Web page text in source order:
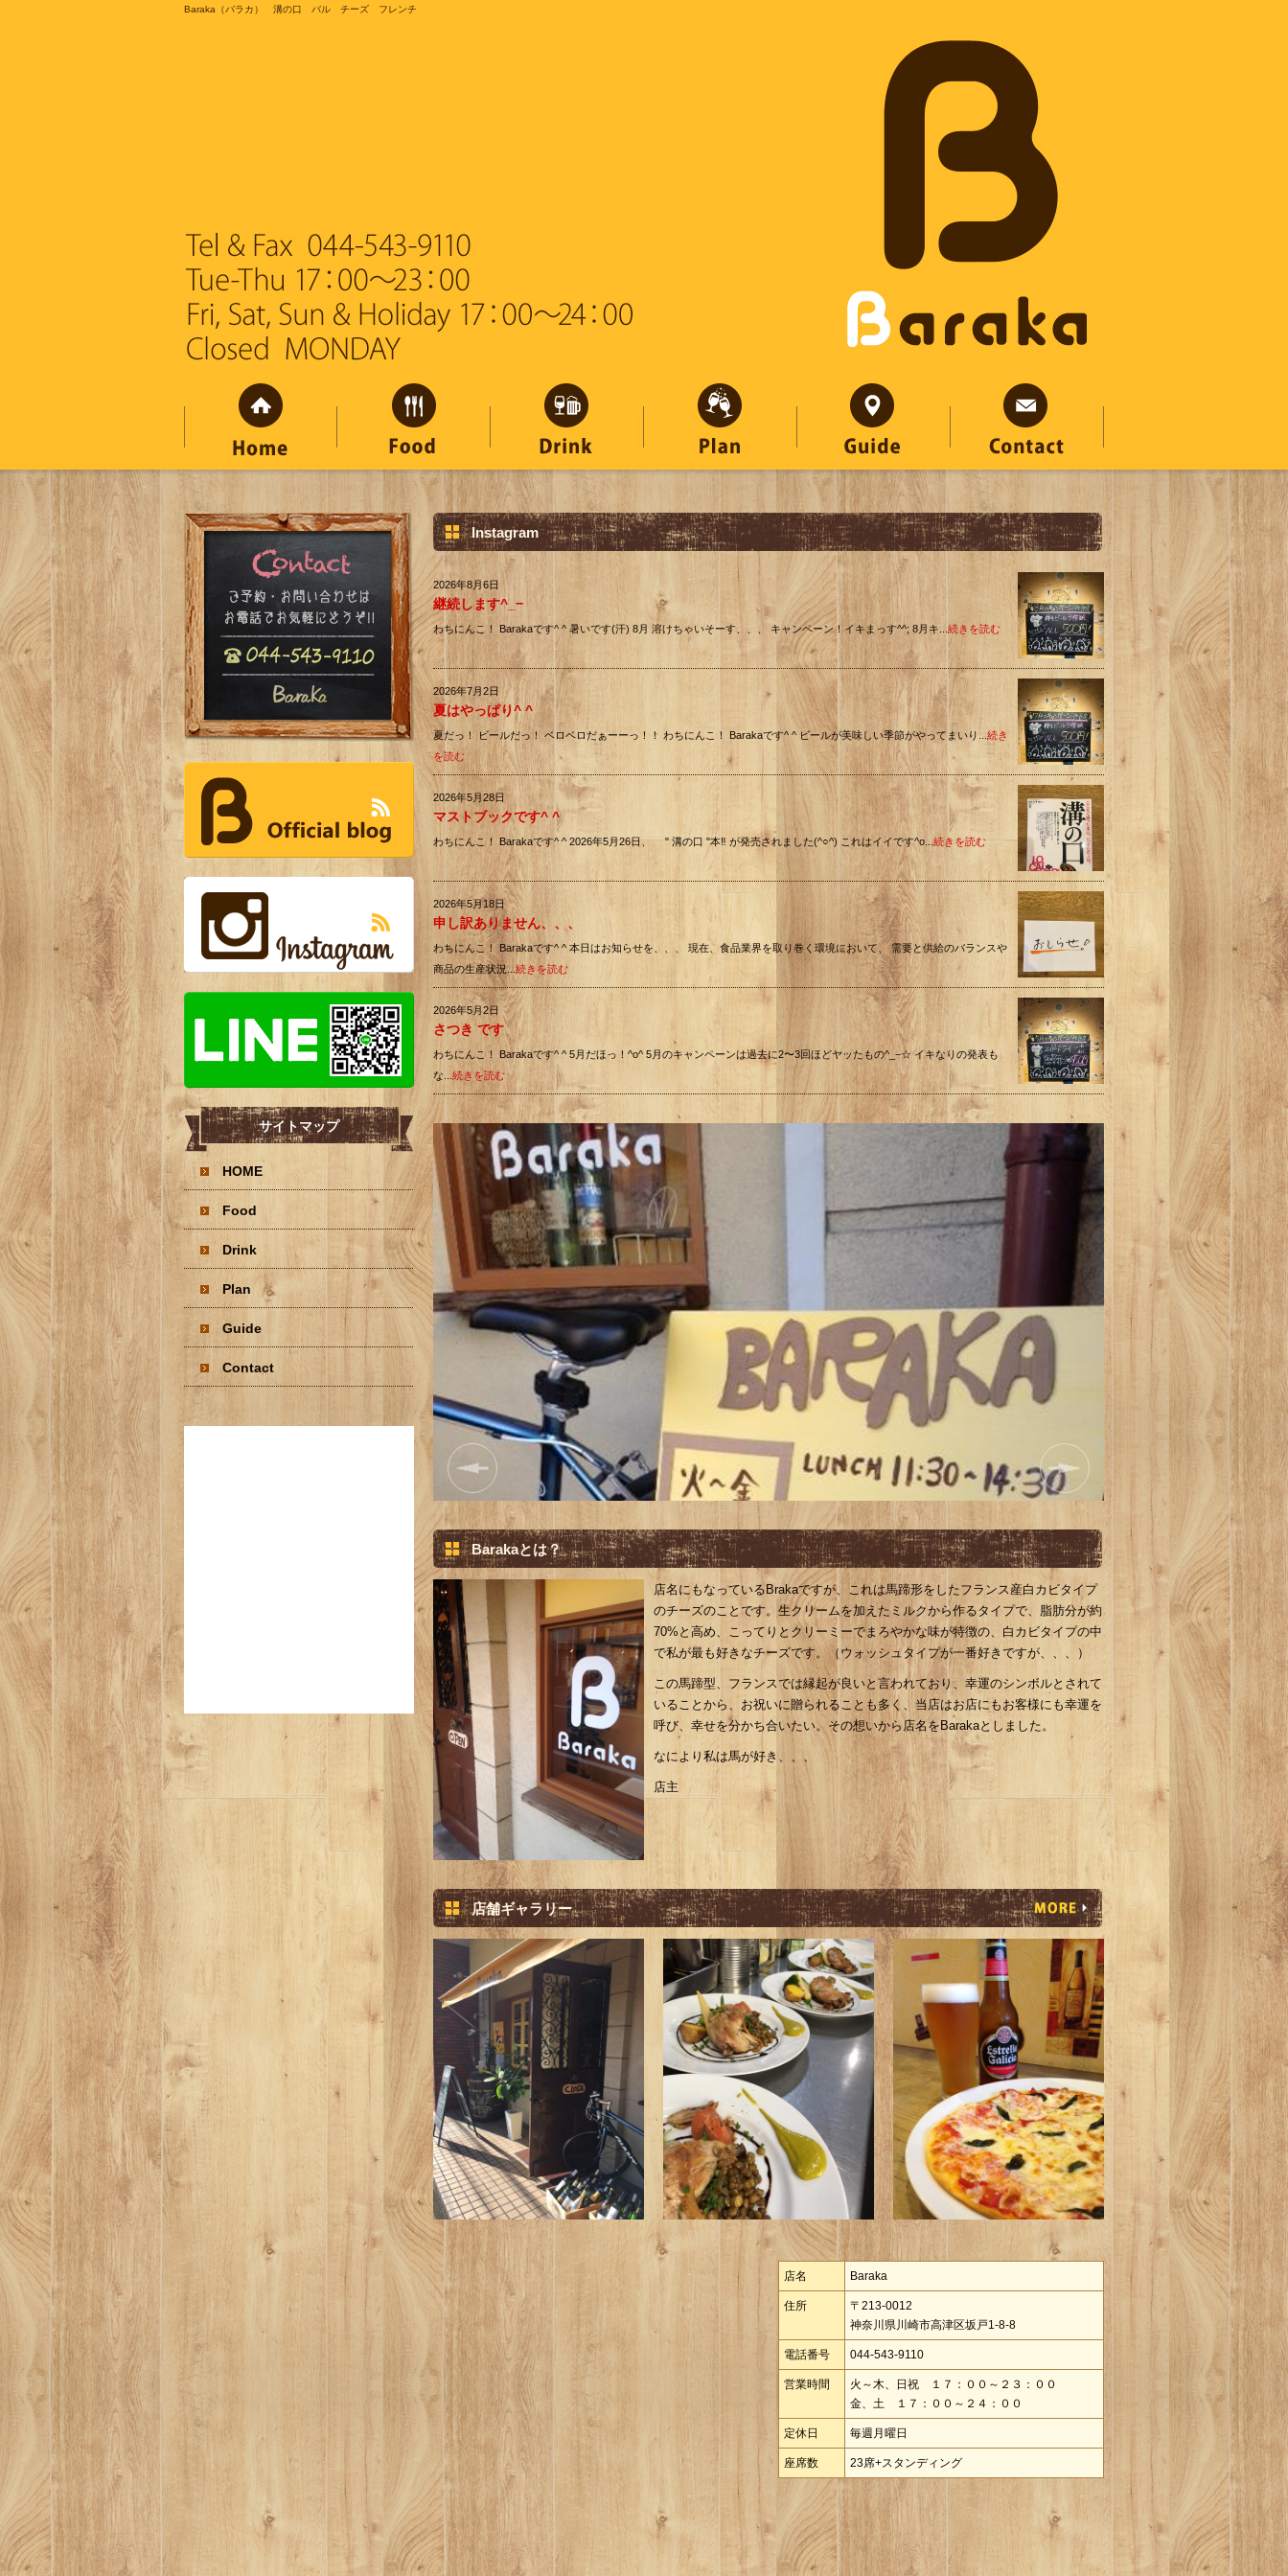
Baraka（バラカ） 溝の口 バル チーズ フレンチ
サイトマップ
HOME
Food
Drink
Plan
Guide
Contact
Instagram
2026年8月6日
継続します^_−
わちにんこ！ Barakaです^ ^ 暑いです(汗) 8月 溶けちゃいそーす、、、 キャンペーン！イキまっす^^; 8月キ... 続きを読む
2026年7月2日
夏はやっぱり^ ^
夏だっ！ ビールだっ！ ベロベロだぁーーっ！！ わちにんこ！ Barakaです^ ^ ビールが美味しい季節がやってまいり... 続き
を読む
2026年5月28日
マストブックです^ ^
わちにんこ！ Barakaです^ ^ 2026年5月26日、 " 溝の口 "本‼️ が発売されました(^○^) これはイイです^o... 続きを読む
2026年5月18日
申し訳ありません、、、
わちにんこ！ Barakaです^ ^ 本日はお知らせを、、、 現在、食品業界を取り巻く環境において、 需要と供給のバランスや
商品の生産状況...続きを読む
2026年5月2日
さつき です
わちにんこ！ Barakaです^ ^ 5月だほっ！^o^ 5月のキャンペーンは過去に2〜3回ほどヤッたもの^_−☆ イキなりの発表も
な... 続きを読む
Barakaとは？
店名にもなっているBrakaですが、これは馬蹄形をしたフランス産白カビタイプ
のチーズのことです。生クリームを加えたミルクから作るタイプで、脂肪分が約
70%と高め、こってりとクリーミーでまろやかな味が特徴の、白カビタイプの中
で私が最も好きなチーズです。（ウォッシュタイプが一番好きですが、、、）
この馬蹄型、フランスでは縁起が良いと言われており、幸運のシンボルとされて
いることから、お祝いに贈られることも多く、当店はお店にもお客様にも幸運を
呼び、幸せを分かち合いたい。その想いから店名をBarakaとしました。
なにより私は馬が好き、、、
店主
店舗ギャラリー
店名 Baraka
住所
〒213-0012
神奈川県川崎市高津区坂戸1-8-8
電話番号 044-543-9110
営業時間
火～木、日祝 １７：００～２３：００
金、土 １７：００～２４：００
定休日 毎週月曜日
座席数 23席+スタンディング